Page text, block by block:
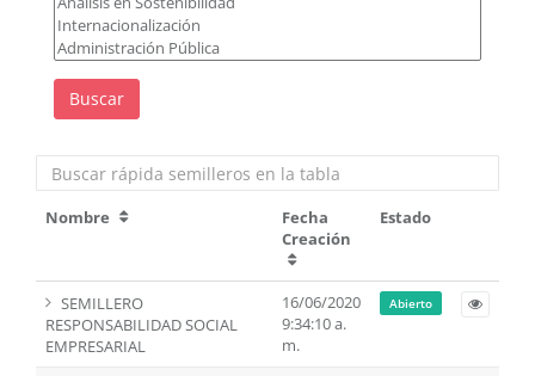
Buscar
Nombre
Fecha
Creación
Estado
SEMILLERO
RESPONSABILIDAD SOCIAL
EMPRESARIAL
16/06/2020
9:34:10 a.
m.
Abierto